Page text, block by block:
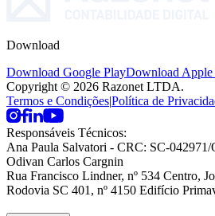
Download
Download Google PlayDownload Apple
Copyright © 2026 Razonet LTDA.
Termos e Condições|Política de
Responsáveis Técnicos:
Ana Paula Salvatori - CRC: SC-042971/
Odivan Carlos Cargnin
Rua Francisco Lindner, nº 534 Centro,
Rodovia SC 401, nº 4150 Edifício